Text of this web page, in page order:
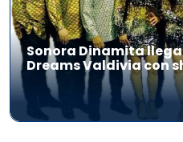
Sonora Dinamita
Dreams Valdivia con